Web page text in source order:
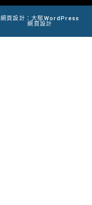
網頁設計：大郁WordPress
網頁設計